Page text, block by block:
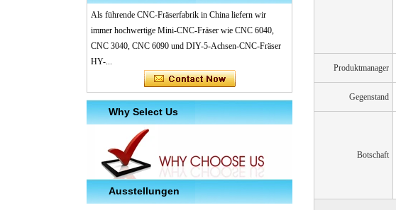
Als führende CNC-Fräserfabrik in China liefern wir
immer hochwertige Mini-CNC-Fräser wie CNC 6040,
CNC 3040, CNC 6090 und DIY-5-Achsen-CNC-Fräser
HY-...
Why Select Us
Ausstellungen
Produktmanager
Gegenstand
Botschaft